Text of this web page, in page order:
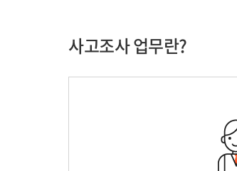
사고조사 업무란?